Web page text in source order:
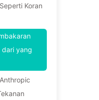
Koran
dari yang